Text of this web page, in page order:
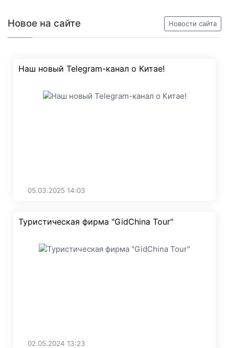
Новое на сайте Новости сайта
Наш новый Telegram-канал о Китае!
05.03.2025 14:03
Туристическая фирма "GidChina Tour"
02.05.2024 13:23